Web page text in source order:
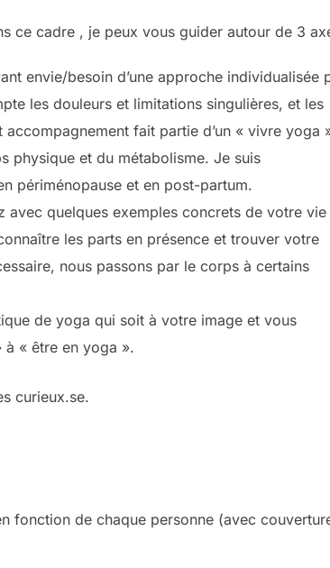
ce cadre , je peux vous guider autour de 3
envie/besoin d’une approche individualisée
les douleurs et limitations singulières, et les
fait partie d’un « vivre yoga
physique et du métabolisme. Je suis
périménopause et en post-partum.
avec quelques exemples concrets de votre vie
les parts en présence et trouver votre
nous passons par le corps à certains
de yoga qui soit à votre image et vous
« être en yoga ».
curieux.se.
fonction de chaque personne (avec